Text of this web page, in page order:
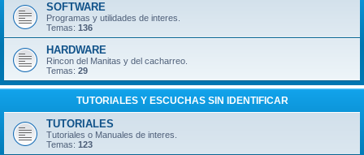
SOFTWARE
Programas y utilidades de interes.
Temas: 136
HARDWARE
Rincon del Manitas y del cacharreo.
Temas: 29
TUTORIALES Y ESCUCHAS SIN IDENTIFICAR
TUTORIALES
Tutoriales o Manuales de interes.
Temas: 123